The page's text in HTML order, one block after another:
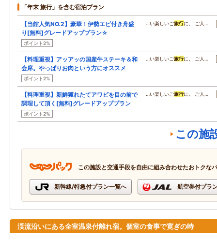
「年末 旅行」を含む宿泊プラン
【当館人気NO.2】豪華！伊勢エビ付き舟盛
り[無料]グレードアッププラン☆
ポイント2%
…い楽しいご旅行に。 ご人…
【料理重視】アッアッの国産牛ステーキ＆和
会席。やっぱりお肉という方にオススメ
ポイント2%
…い楽しいご旅行に。 ご人…
【料理重視】新鮮獲れたてアワビを目の前で
調理して頂く[無料]グレードアッププラン
ポイント2%
…い楽しいご旅行に。 ご人…
この施
この施設と交通手段を自由に組み合わせたおトクな
新幹線/特急付プラン一覧へ 航空券付プラ
渓流沿いにある全室温泉付離れ宿。個室の食事で寛ぎの時